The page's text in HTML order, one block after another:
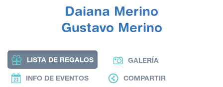
Daiana Merino
Gustavo Merino
LISTA DE REGALOS GALERÍA
INFO DE EVENTOS COMPARTIR